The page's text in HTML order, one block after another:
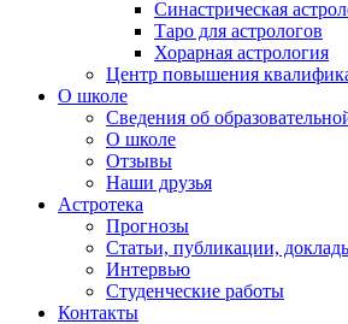
Синастрическая
Таро для астрологов
Хорарная астрология
Центр повышения
О школе
Сведения об
О школе
Отзывы
Наши друзья
Астротека
Прогнозы
Статьи, публикации,
Интервью
Студенческие работы
Контакты